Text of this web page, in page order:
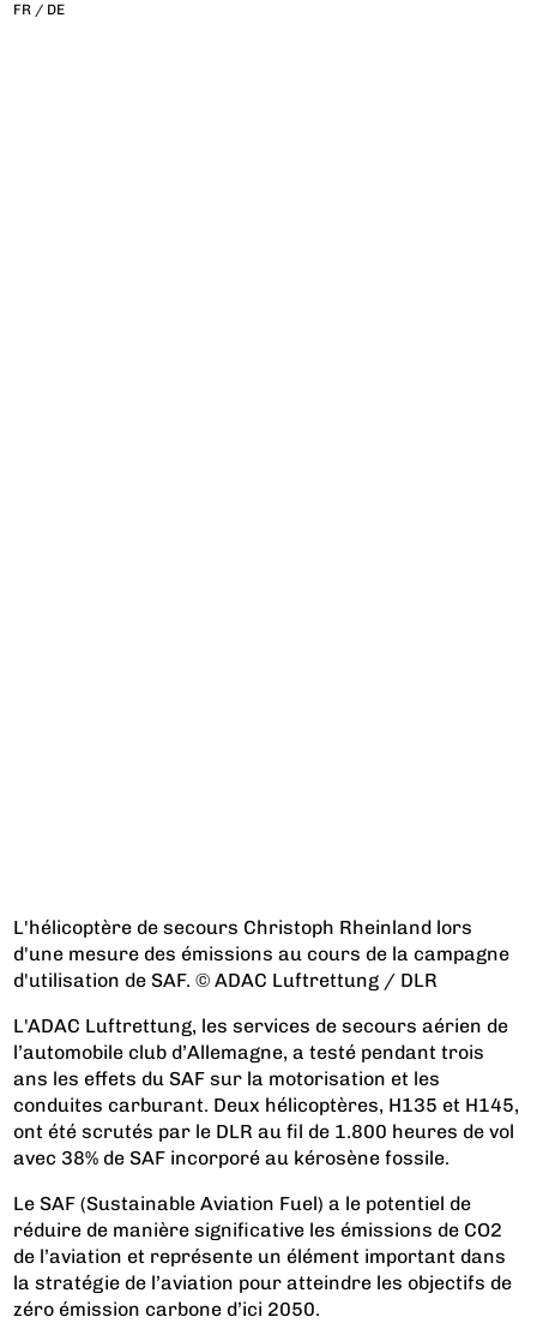
FR / DE
L'hélicoptère de secours Christoph Rheinland lors
d'une mesure des émissions au cours de la campagne
d'utilisation de SAF. © ADAC Luftrettung / DLR
L'ADAC Luftrettung, les services de secours aérien de
l’automobile club d’Allemagne, a testé pendant trois
ans les effets du SAF sur la motorisation et les
conduites carburant. Deux hélicoptères, H135 et H145,
ont été scrutés par le DLR au fil de 1.800 heures de vol
avec 38% de SAF incorporé au kérosène fossile.
Le SAF (Sustainable Aviation Fuel) a le potentiel de
réduire de manière significative les émissions de CO2
de l’aviation et représente un élément important dans
la stratégie de l’aviation pour atteindre les objectifs de
zéro émission carbone d’ici 2050.